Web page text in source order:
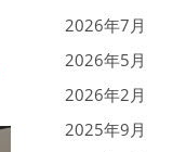
2026年7月
2026年5月
2026年2月
2025年9月